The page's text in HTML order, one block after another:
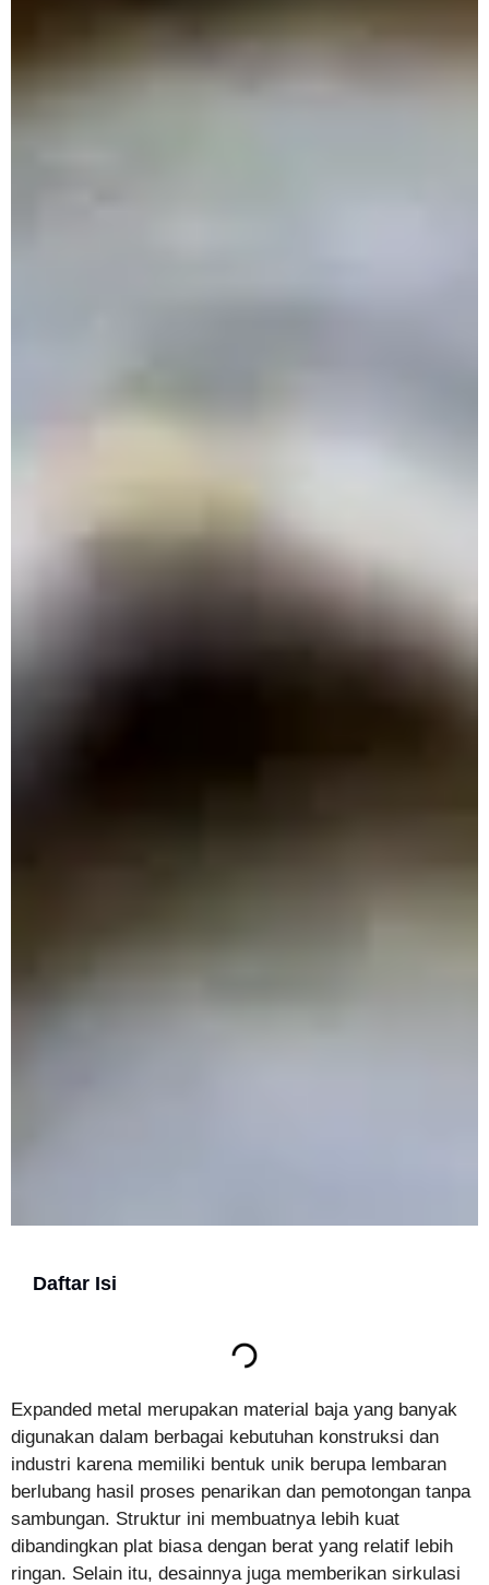
Daftar Isi
Expanded metal merupakan material baja yang banyak
digunakan dalam berbagai kebutuhan konstruksi dan
industri karena memiliki bentuk unik berupa lembaran
berlubang hasil proses penarikan dan pemotongan tanpa
sambungan. Struktur ini membuatnya lebih kuat
dibandingkan plat biasa dengan berat yang relatif lebih
ringan. Selain itu, desainnya juga memberikan sirkulasi